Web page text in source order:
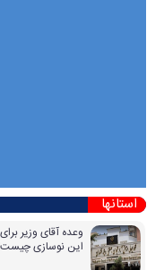
استانها
وعده آقای وزیر
این نوسازی